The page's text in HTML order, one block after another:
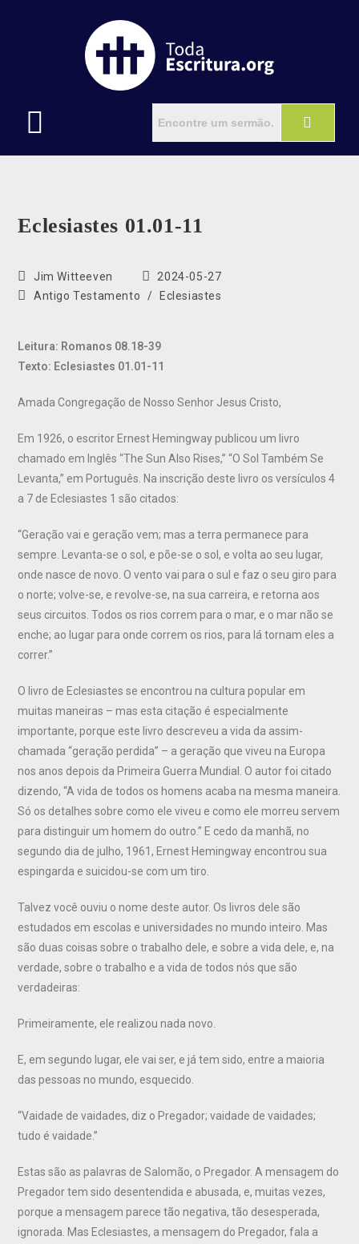
Eclesiastes 01.01-11
Jim Witteeven
2024-05-27
Antigo Testamento
/ Eclesiastes
Leitura: Romanos 08.18-39
Texto: Eclesiastes 01.01-11
Amada Congregação de Nosso Senhor Jesus Cristo,
Em 1926, o escritor Ernest Hemingway publicou um livro
chamado em Inglês “The Sun Also Rises,” “O Sol Também Se
Levanta,” em Português. Na inscrição deste livro os versículos 4
a 7 de Eclesiastes 1 são citados:
“Geração vai e geração vem; mas a terra permanece para
sempre. Levanta-se o sol, e põe-se o sol, e volta ao seu lugar,
onde nasce de novo. O vento vai para o sul e faz o seu giro para
o norte; volve-se, e revolve-se, na sua carreira, e retorna aos
seus circuitos. Todos os rios correm para o mar, e o mar não se
enche; ao lugar para onde correm os rios, para lá tornam eles a
correr.”
O livro de Eclesiastes se encontrou na cultura popular em
muitas maneiras – mas esta citação é especialmente
importante, porque este livro descreveu a vida da assim-
chamada “geração perdida” – a geração que viveu na Europa
nos anos depois da Primeira Guerra Mundial. O autor foi citado
dizendo, “A vida de todos os homens acaba na mesma maneira.
Só os detalhes sobre como ele viveu e como ele morreu servem
para distinguir um homem do outro.” E cedo da manhã, no
segundo dia de julho, 1961, Ernest Hemingway encontrou sua
espingarda e suicidou-se com um tiro.
Talvez você ouviu o nome deste autor. Os livros dele são
estudados em escolas e universidades no mundo inteiro. Mas
são duas coisas sobre o trabalho dele, e sobre a vida dele, e, na
verdade, sobre o trabalho e a vida de todos nós que são
verdadeiras:
Primeiramente, ele realizou nada novo.
E, em segundo lugar, ele vai ser, e já tem sido, entre a maioria
das pessoas no mundo, esquecido.
“Vaidade de vaidades, diz o Pregador; vaidade de vaidades;
tudo é vaidade.”
Estas são as palavras de Salomão, o Pregador. A mensagem do
Pregador tem sido desentendida e abusada, e, muitas vezes,
porque a mensagem parece tão negativa, tão desesperada,
ignorada. Mas Eclesiastes, a mensagem do Pregador, fala a